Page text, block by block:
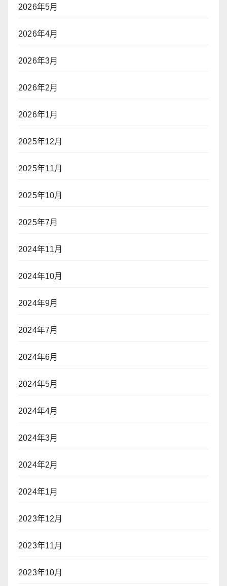
2026年5月
2026年4月
2026年3月
2026年2月
2026年1月
2025年12月
2025年11月
2025年10月
2025年7月
2024年11月
2024年10月
2024年9月
2024年7月
2024年6月
2024年5月
2024年4月
2024年3月
2024年2月
2024年1月
2023年12月
2023年11月
2023年10月